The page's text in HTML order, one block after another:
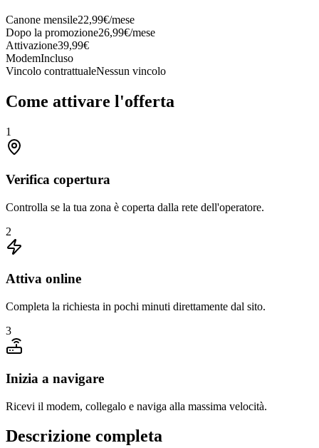
Canone mensile22,99€/mese
Dopo la promozione26,99€/mese
Attivazione39,99€
ModemIncluso
Vincolo contrattualeNessun vincolo
Come attivare l'offerta
1
Verifica copertura
Controlla se la tua zona è coperta dalla rete dell'operatore.
2
Attiva online
Completa la richiesta in pochi minuti direttamente dal sito.
3
Inizia a navigare
Ricevi il modem, collegalo e naviga alla massima velocità.
Descrizione completa